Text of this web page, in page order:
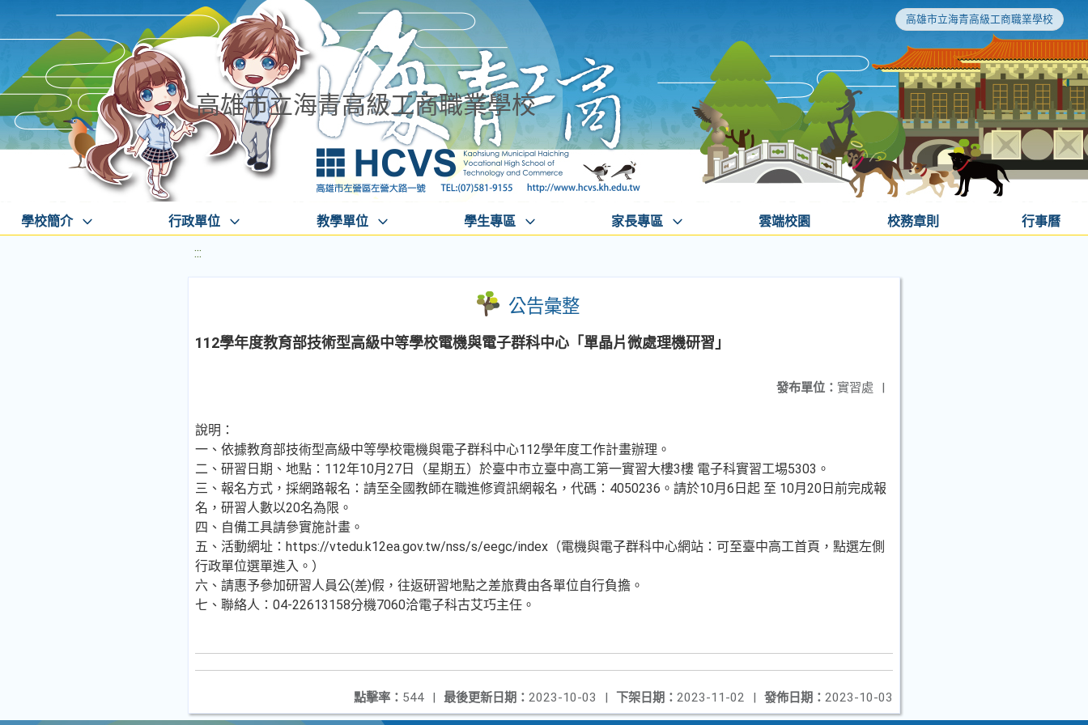
高雄市立海青高級工商職業學校
高雄市立海青高級工商職業學校
學校簡介 行政單位 教學單位 學生專區 家長專區 雲端校園 校務章則 行事曆
:::
公告彙整
112學年度教育部技術型高級中等學校電機與電子群科中心「單晶片微處理機研習」
發布單位： 實習處 |
說明：
一、依據教育部技術型高級中等學校電機與電子群科中心112學年度工作計畫辦理。
二、研習日期、地點：112年10月27日（星期五）於臺中市立臺中高工第一實習大樓3樓 電子科實習工埸5303。
三、報名方式，採網路報名：請至全國教師在職進修資訊網報名，代碼：4050236。請於10月6日起 至 10月20日前完成報
名，研習人數以20名為限。
四、自備工具請參實施計畫。
五、活動網址：https://vtedu.k12ea.gov.tw/nss/s/eegc/index（電機與電子群科中心網站：可至臺中高工首頁，點選左側
行政單位選單進入。）
六、請惠予參加研習人員公(差)假，往返研習地點之差旅費由各單位自行負擔。
七、聯絡人：04-22613158分機7060洽電子科古艾巧主任。
發佈日期： 2023-10-03
下架日期： 2023-11-02 |
最後更新日期： 2023-10-03 |
點擊率： 544 |